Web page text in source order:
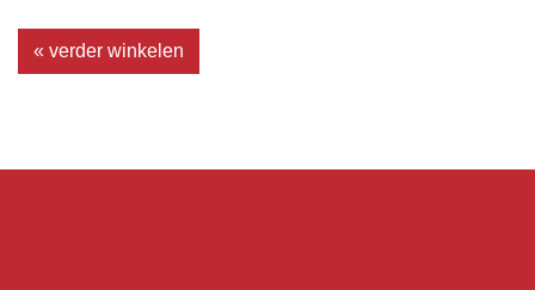
« verder winkelen